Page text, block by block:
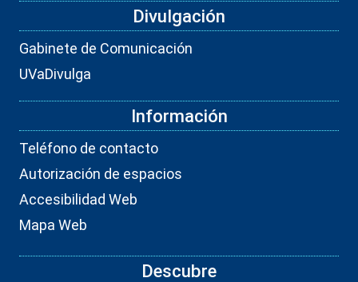
Divulgación
Gabinete de Comunicación
UVaDivulga
Información
Teléfono de contacto
Autorización de espacios
Accesibilidad Web
Mapa Web
Descubre